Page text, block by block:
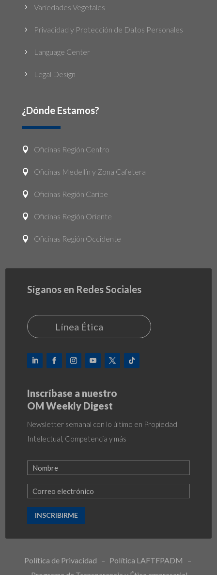
5 Variedades Vegetales
5 Privacidad y Protección de Datos Personales
5 Language Center
5 Legal Design
¿Dónde Estamos?
 Oficinas Región Centro
 Oficinas Medellín y Zona Cafetera
 Oficinas Región Caribe
 Oficinas Región Oriente
 Oficinas Región Occidente
Síganos en Redes Sociales
Línea Ética
Inscríbase a nuestro
OM Weekly Digest
Newsletter semanal con lo último en Propiedad
Intelectual, Competencia y más
INSCRIBIRME
Política de Privacidad – Política LAFTFPADM
–